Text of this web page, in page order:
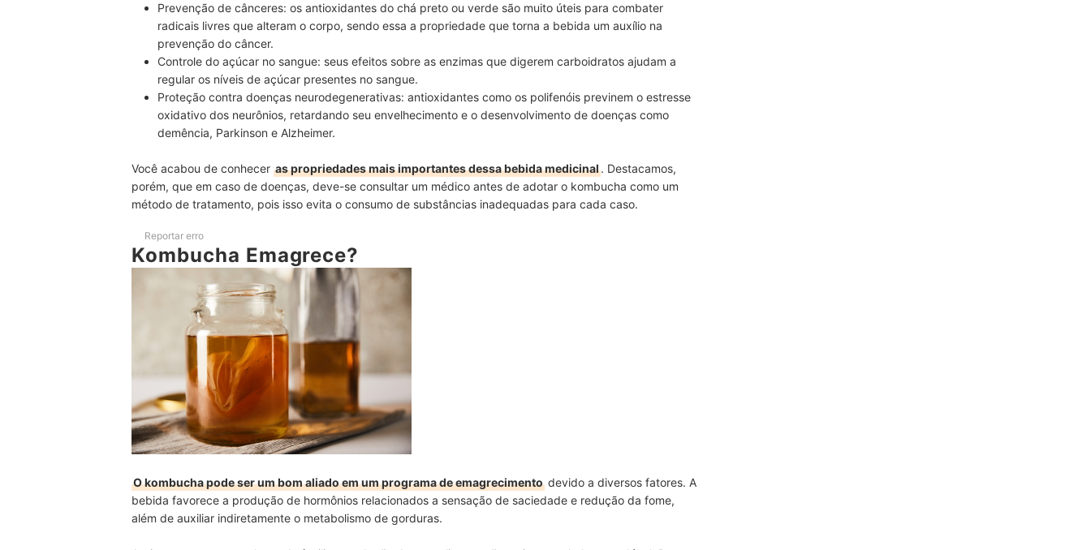
Prevenção de cânceres: os antioxidantes do chá preto ou verde são muito úteis para combater
radicais livres que alteram o corpo, sendo essa a propriedade que torna a bebida um auxílio na
prevenção do câncer.
Controle do açúcar no sangue: seus efeitos sobre as enzimas que digerem carboidratos ajudam a
regular os níveis de açúcar presentes no sangue.
Proteção contra doenças neurodegenerativas: antioxidantes como os polifenóis previnem o estresse
oxidativo dos neurônios, retardando seu envelhecimento e o desenvolvimento de doenças como
demência, Parkinson e Alzheimer.
Você acabou de conhecer as propriedades mais importantes dessa bebida medicinal. Destacamos,
porém, que em caso de doenças, deve-se consultar um médico antes de adotar o kombucha como um
método de tratamento, pois isso evita o consumo de substâncias inadequadas para cada caso.
Reportar erro
Kombucha Emagrece?
O kombucha pode ser um bom aliado em um programa de emagrecimento devido a diversos fatores. A
bebida favorece a produção de hormônios relacionados a sensação de saciedade e redução da fome,
além de auxiliar indiretamente o metabolismo de gorduras.